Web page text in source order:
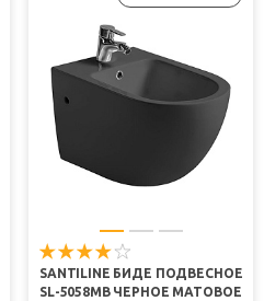
SANTILINE БИДЕ ПОДВЕСНОЕ
SL-5058MB ЧЕРНОЕ МАТОВОЕ